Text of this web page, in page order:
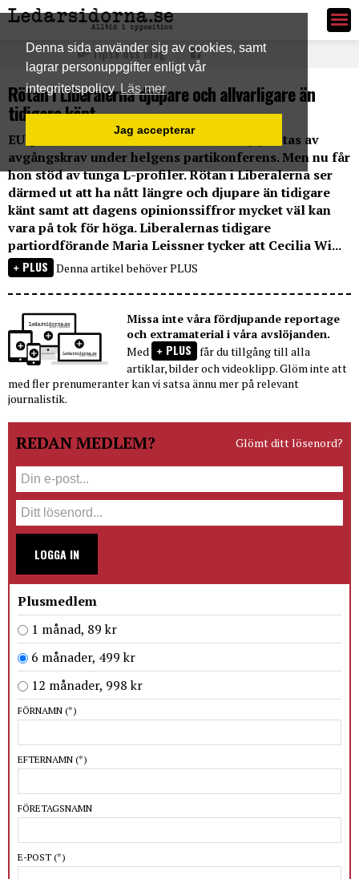
Denna sida använder sig av cookies, samt
lagrar personuppgifter enligt vår
integritetspolicyLäs mer
Jag accepterar
Ledarsidorna.se
Tipsa oss idag
Rötan i Liberalerna djupare och allvarligare än
tidigare känt
EU-parlamentariker Cecilia Wikström (L) hotas av
avgångskrav under helgens partikonferens. Men nu får
hon stöd av tunga L-profiler. Rötan i Liberalerna ser
därmed ut att ha nått längre och djupare än tidigare
känt samt att dagens opinionssiffror mycket väl kan
vara på tok för höga. Liberalernas tidigare
partiordförande Maria Leissner tycker att Cecilia Wi...
PLUS Denna artikel behöver PLUS
Missa inte våra fördjupande reportage
och extramaterial i våra avslöjanden.
Med
PLUS får du tillgång till alla
artiklar, bilder och videoklipp. Glöm inte att
med fler prenumeranter kan vi satsa ännu mer på relevant
journalistik.
REDAN MEDLEM? Glömt ditt lösenord?
LOGGA IN
Plusmedlem
1 månad, 89 kr
6 månader, 499 kr
12 månader, 998 kr
FÖRNAMN (*)
EFTERNAMN (*)
FÖRETAGSNAMN
E-POST (*)